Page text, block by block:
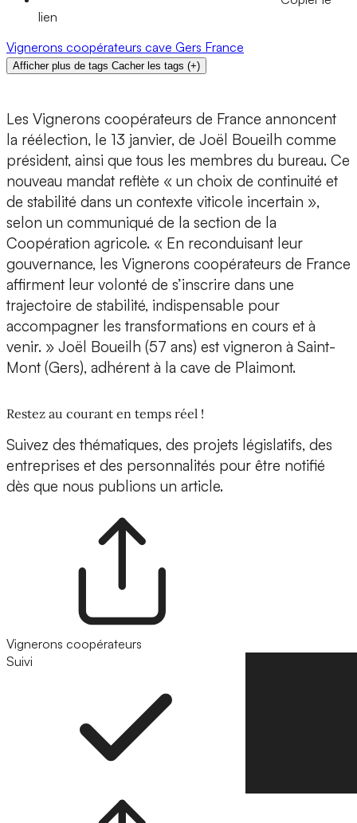
lien
Vignerons coopérateurs cave Gers France
Afficher plus de tags Cacher les tags (+)
Les Vignerons coopérateurs de France annoncent
la réélection, le 13 janvier, de Joël Boueilh comme
président, ainsi que tous les membres du bureau. Ce
nouveau mandat reflète « un choix de continuité et
de stabilité dans un contexte viticole incertain »,
selon un communiqué de la section de la
Coopération agricole. « En reconduisant leur
gouvernance, les Vignerons coopérateurs de France
affirment leur volonté de s’inscrire dans une
trajectoire de stabilité, indispensable pour
accompagner les transformations en cours et à
venir. » Joël Boueilh (57 ans) est vigneron à Saint-
Mont (Gers), adhérent à la cave de Plaimont.
Restez au courant en temps réel !
Suivez des thématiques, des projets législatifs, des
entreprises et des personnalités pour être notifié
dès que nous publions un article.
Vignerons coopérateurs
Suivi